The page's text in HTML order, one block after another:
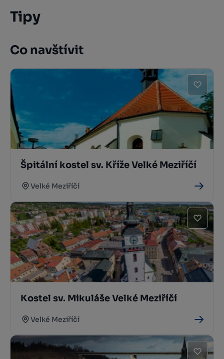
Tipy
Co navštívit
Špitální kostel sv. Kříže Velké Meziříčí
Velké Meziříčí
Kostel sv. Mikuláše Velké Meziříčí
Velké Meziříčí